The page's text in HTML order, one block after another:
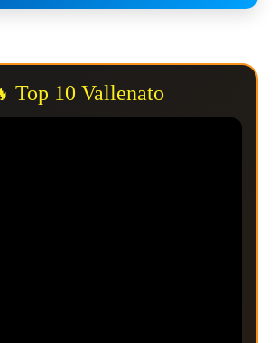
Top 10 Vallenato